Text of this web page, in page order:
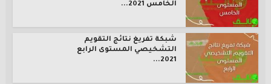
الخامس 2021...
شبكة تفريغ نتائج التقويم
التشخيصي المستوى الرابع
2021...